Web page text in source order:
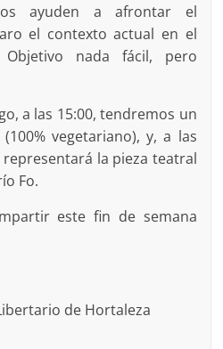
ayuden a afrontar el
el contexto actual en el
nada fácil, pero
a las 15:00, tendremos un
vegetariano), y, a las
la pieza teatral
Fo.
este fin de semana
de Hortaleza